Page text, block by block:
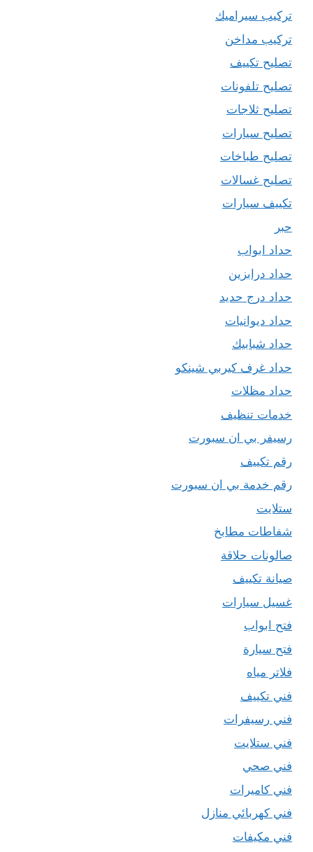
تركيب سيراميك
تركيب مداخن
تصليح تكييف
تصليح تلفونات
تصليح ثلاجات
تصليح سيارات
تصليح طباخات
تصليح غسالات
تكييف سيارات
حبر
حداد ابواب
حداد درابزين
حداد درج حديد
حداد ديوانيات
حداد شبابيك
حداد غرف كيربي شينكو
حداد مظلات
خدمات تنظيف
رسيفر بي ان سبورت
رقم تكييف
رقم خدمة بي ان سبورت
ستلايت
شفاطات مطابخ
صالونات حلاقة
صيانة تكييف
غسيل سيارات
فتح ابواب
فتح سيارة
فلاتر مياه
فني تكييف
فني رسيفرات
فني ستلايت
فني صحي
فني كاميرات
فني كهربائي منازل
فني مكيفات